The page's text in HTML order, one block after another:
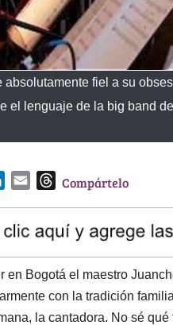
absolutamente fiel a su
el lenguaje de la big band
k
e
d
I
n
l
T
e
a
d
s
Compártelo
en Bogotá el maestro
con la tradición
la cantadora. No sé